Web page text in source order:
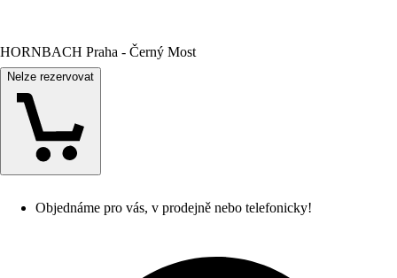
HORNBACH Praha - Černý Most
Nelze rezervovat
Objednáme pro vás, v prodejně nebo telefonicky!